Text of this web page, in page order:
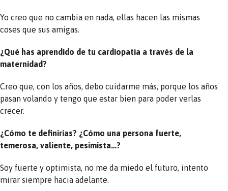
Yo creo que no cambia en nada, ellas hacen las mismas
coses que sus amigas.
¿Qué has aprendido de tu cardiopatía a través de la
maternidad?
Creo que, con los años, debo cuidarme más, porque los años
pasan volando y tengo que estar bien para poder verlas
crecer.
¿Cómo te definirías? ¿Cómo una persona fuerte,
temerosa, valiente, pesimista…?
Soy fuerte y optimista, no me da miedo el futuro, intento
mirar siempre hacia adelante.